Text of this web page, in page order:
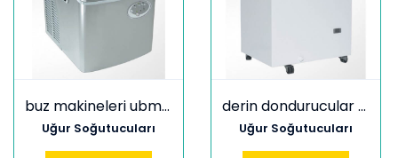
buz makineleri ubm 20
Uğur Soğutucuları
derin dondurucular ucf 10 sf
Uğur Soğutucuları